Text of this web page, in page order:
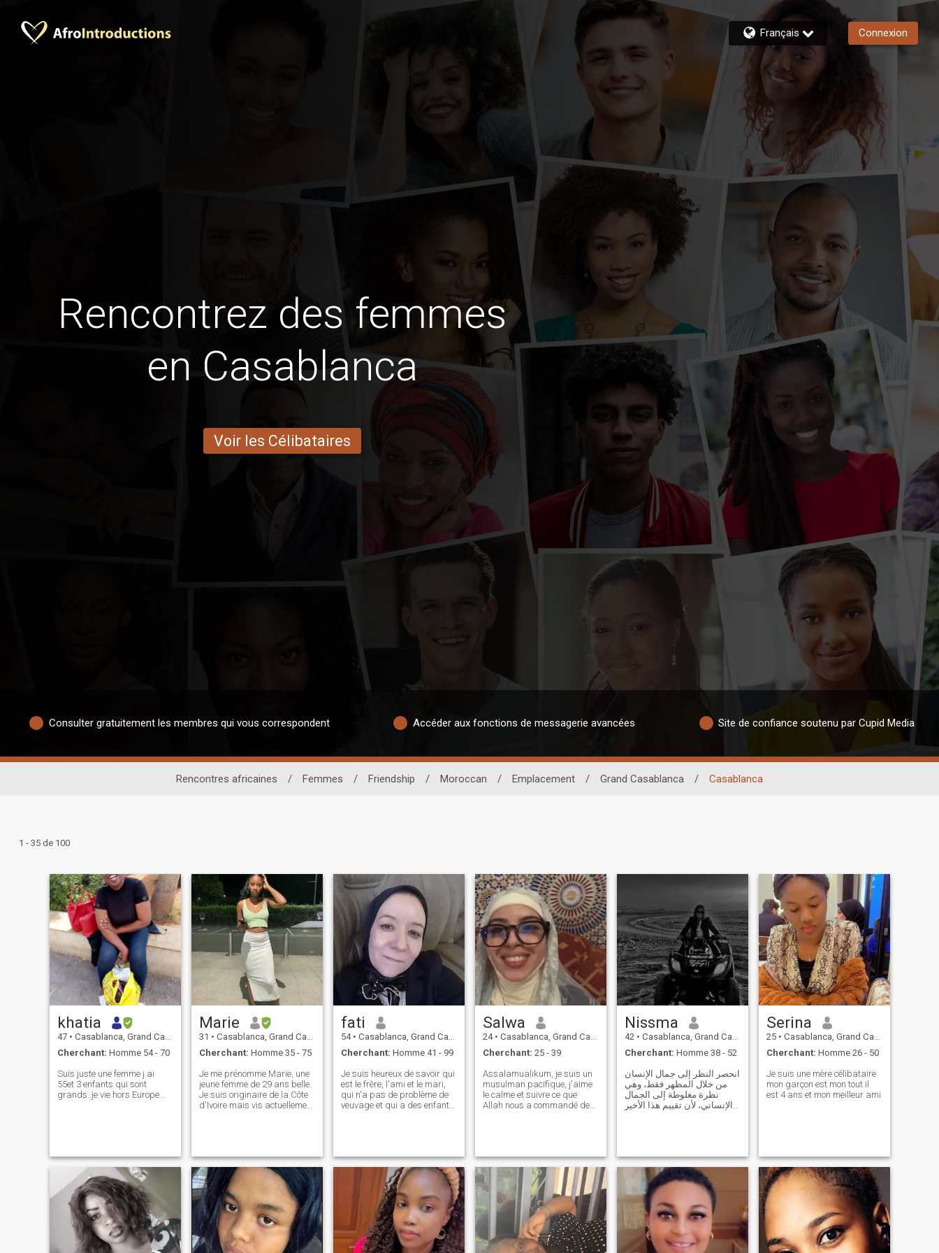
Français Connexion
Rencontrez des femmes
en Casablanca
Voir les Célibataires
Consulter gratuitement les membres qui vous correspondent Accéder aux fonctions de messagerie avancées Site de confiance soutenu par Cupid Media
Rencontres africaines / Femmes / Friendship / Moroccan / Emplacement / Grand Casablanca / Casablanca
1 - 35 de 100
khatia
47 • Casablanca, Grand Casablanca, Maroc
Cherchant: Homme 54 - 70
Suis juste une femme j ai
55et 3 enfants qui sont
grands..je vie hors Europe...
Marie
31 • Casablanca, Grand Casablanca, Maroc
Cherchant: Homme 35 - 75
Je me prénomme Marie, une
jeune femme de 29 ans belle.
Je suis originaire de la Côte
d'Ivoire mais vis actuellement
sérieuses alors faux profils
veillez vous abstenir. Merci
fati
54 • Casablanca, Grand Casablanca, Maroc
Cherchant: Homme 41 - 99
Je suis heureux de savoir qui
est le frère, l'ami et le mari,
qui n'a pas de problème de
veuvage et qui a des enfants,
le petit-fils de l'orphelin. Ceux
qui utilisent le site à des fins
de viruleurisation sont
calmes Ils ne peuvent être
remis en question par Dieu,
le Miséricordieux. Ceux qui
aiment la défaite dans ceux
qui leur ont donné des
souffrances douloureuses au
Salwa
24 • Casablanca, Grand Casablanca, Maroc
Cherchant: 25 - 39
Assalamualikum, je suis un
musulman pacifique, j'aime
le calme et suivre ce que
Allah nous a commandé de
aussi une personne active
avec un sens de l'humour
que j'ai hérité de mes
parents (que Dieu les
protège), un peu patiente,
très sensible, et je suis une
personne compréhensive qui
aime la discussion et la
clarté (je suis quelqu'un d'im
Nissma
42 • Casablanca, Grand Casablanca, Maroc
Cherchant: Homme 38 - 52
انحصر النظر إلى جمال الإنسان
من خلال المظهر فقط، وهي
نظرة مغلوطة إلى الجمال
الإنساني، لأن تقييم هذا الأخير
وبالتالي فهي ليست أكثر من
نظرة سبقية تقلل من ش
Serina
25 • Casablanca, Grand Casablanca, Maroc
Cherchant: Homme 26 - 50
Je suis une mère célibataire
mon garçon est mon tout il
est 4 ans et mon meilleur ami